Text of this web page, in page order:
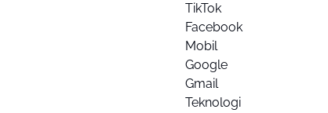
TikTok
Facebook
Mobil
Google
Gmail
Teknologi